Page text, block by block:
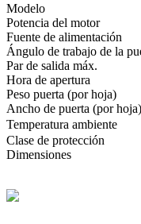
Modelo
Potencia del motor
Fuente de alimentación
Ángulo de trabajo de la
Par de salida máx.
Hora de apertura
Peso puerta (por hoja)
Ancho de puerta (por hoja)
Temperatura ambiente
Clase de protección
Dimensiones